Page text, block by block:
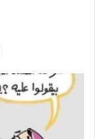
العار
والمُنافقين